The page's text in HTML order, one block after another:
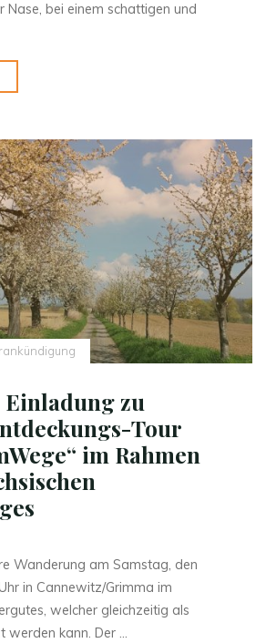
Nase, bei einem schattigen und
Sächsischer
in
Grimma
–
Entdeckertour
BaumWege"
zu
Tour
im Rahmen
Wanderung am Samstag, den
in Cannewitz/Grimma im
welcher gleichzeitig als
werden kann. Der …